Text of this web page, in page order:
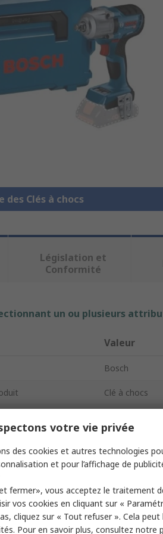
des Clés à chocs
Législation et
Conformité
un ou plusieurs
Valeur
Bosch
Clé à chocs
1/2 in
fil Sans fil
3300bpm
votre vie privée
des cookies et autres technologies
et pour l’affichage de
fermer», vous acceptez le traitement
vos cookies en cliquant sur «
cliquez sur « Tout refuser ». Cela peut
Pour en savoir plus, consultez notre